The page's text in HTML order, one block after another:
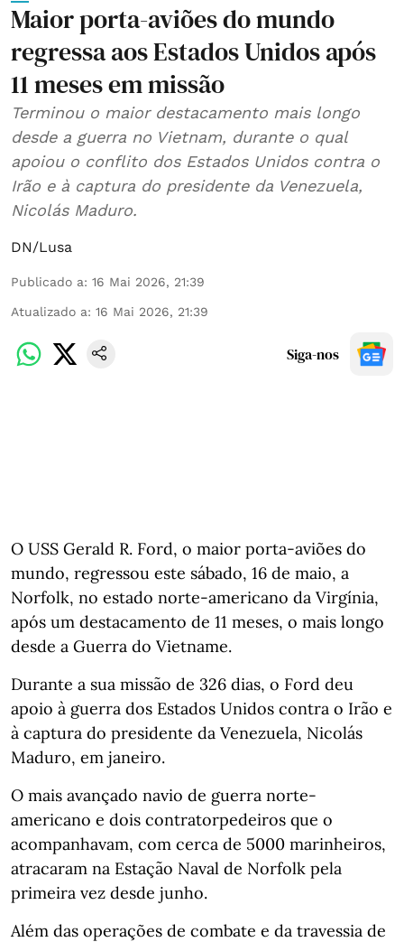
Maior porta-aviões do mundo
regressa aos Estados Unidos após
11 meses em missão
Terminou o maior destacamento mais longo
desde a guerra no Vietnam, durante o qual
apoiou o conflito dos Estados Unidos contra o
Irão e à captura do presidente da Venezuela,
Nicolás Maduro.
DN/Lusa
Publicado a: 16 Mai 2026, 21:39
Atualizado a: 16 Mai 2026, 21:39
Siga-nos
O USS Gerald R. Ford, o maior porta-aviões do
mundo, regressou este sábado, 16 de maio, a
Norfolk, no estado norte-americano da Virgínia,
após um destacamento de 11 meses, o mais longo
desde a Guerra do Vietname.
Durante a sua missão de 326 dias, o Ford deu
apoio à guerra dos Estados Unidos contra o Irão e
à captura do presidente da Venezuela, Nicolás
Maduro, em janeiro.
O mais avançado navio de guerra norte-
americano e dois contratorpedeiros que o
acompanhavam, com cerca de 5000 marinheiros,
atracaram na Estação Naval de Norfolk pela
primeira vez desde junho.
Além das operações de combate e da travessia de